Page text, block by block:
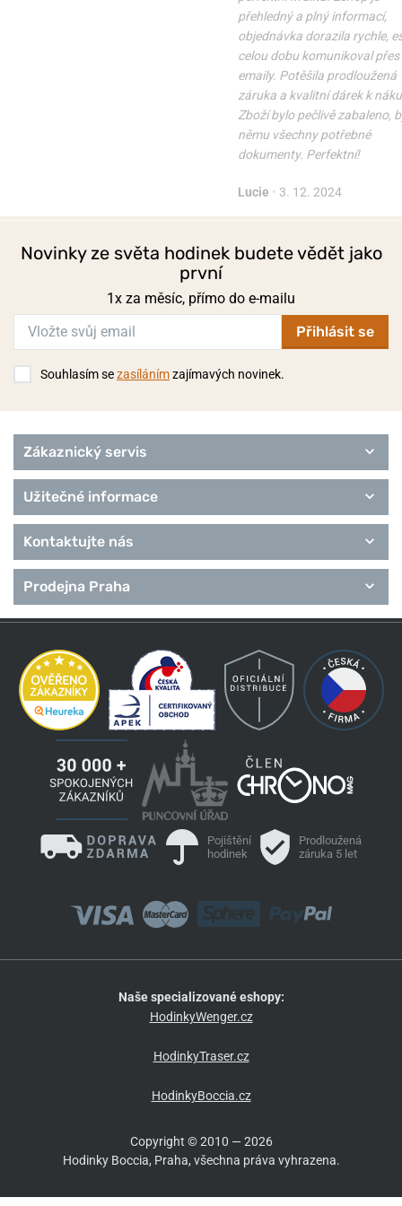
přehledný a plný informací,
objednávka dorazila rychle,
celou dobu komunikoval přes
emaily. Potěšila prodloužená
záruka a kvalitní dárek k
Zboží bylo pečlivě zabaleno,
němu všechny potřebné
dokumenty. Perfektní!
Lucie • 3. 12. 2024
Novinky ze světa hodinek budete vědět jako
první
1x za měsíc, přímo do e-mailu
Přihlásit se
Souhlasím sezasílánímzajímavých novinek.
Zákaznický servis
Užitečné informace
Kontaktujte nás
Prodejna Praha
Pojištění
hodinek
Prodloužená
záruka 5 let
Naše specializované eshopy:
HodinkyWenger.cz
HodinkyTraser.cz
HodinkyBoccia.cz
Copyright © 2010 — 2026
Hodinky Boccia, Praha, všechna práva vyhrazena.